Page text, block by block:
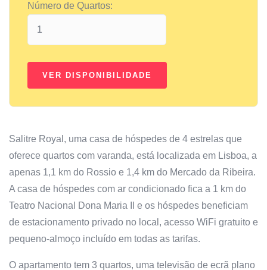
Número de Quartos:
Salitre Royal, uma casa de hóspedes de 4 estrelas que
oferece quartos com varanda, está localizada em Lisboa, a
apenas 1,1 km do Rossio e 1,4 km do Mercado da Ribeira.
A casa de hóspedes com ar condicionado fica a 1 km do
Teatro Nacional Dona Maria II e os hóspedes beneficiam
de estacionamento privado no local, acesso WiFi gratuito e
pequeno-almoço incluído em todas as tarifas.
O apartamento tem 3 quartos, uma televisão de ecrã plano